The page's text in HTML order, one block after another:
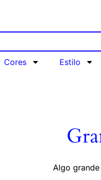
Cores Estilo
Algo